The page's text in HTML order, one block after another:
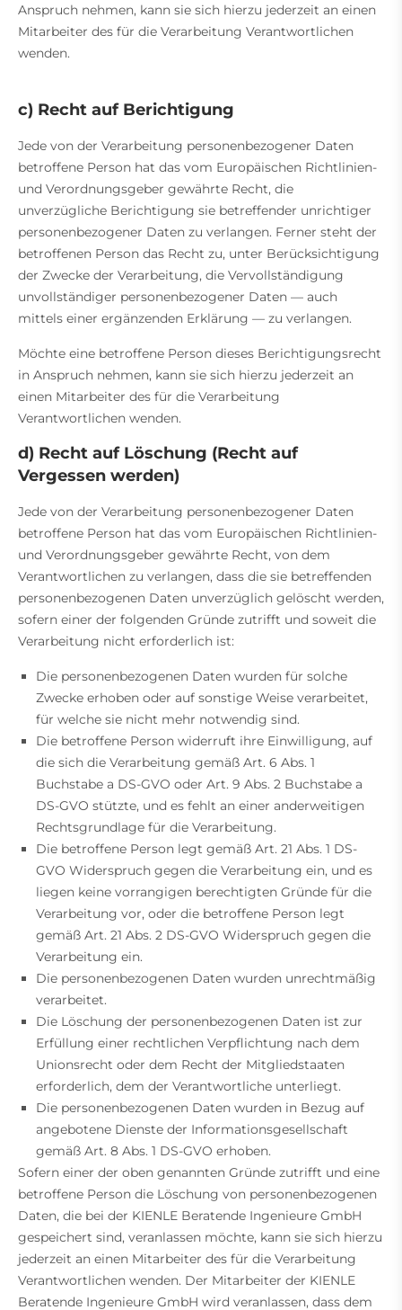
Anspruch nehmen, kann sie sich hierzu jederzeit an einen
Mitarbeiter des für die Verarbeitung Verantwortlichen
wenden.
c) Recht auf Berichtigung
Jede von der Verarbeitung personenbezogener Daten
betroffene Person hat das vom Europäischen Richtlinien-
und Verordnungsgeber gewährte Recht, die
unverzügliche Berichtigung sie betreffender unrichtiger
personenbezogener Daten zu verlangen. Ferner steht der
betroffenen Person das Recht zu, unter Berücksichtigung
der Zwecke der Verarbeitung, die Vervollständigung
unvollständiger personenbezogener Daten — auch
mittels einer ergänzenden Erklärung — zu verlangen.
Möchte eine betroffene Person dieses Berichtigungsrecht
in Anspruch nehmen, kann sie sich hierzu jederzeit an
einen Mitarbeiter des für die Verarbeitung
Verantwortlichen wenden.
d) Recht auf Löschung (Recht auf
Vergessen werden)
Jede von der Verarbeitung personenbezogener Daten
betroffene Person hat das vom Europäischen Richtlinien-
und Verordnungsgeber gewährte Recht, von dem
Verantwortlichen zu verlangen, dass die sie betreffenden
personenbezogenen Daten unverzüglich gelöscht werden,
sofern einer der folgenden Gründe zutrifft und soweit die
Verarbeitung nicht erforderlich ist:
Die personenbezogenen Daten wurden für solche
Zwecke erhoben oder auf sonstige Weise verarbeitet,
für welche sie nicht mehr notwendig sind.
Die betroffene Person widerruft ihre Einwilligung, auf
die sich die Verarbeitung gemäß Art. 6 Abs. 1
Buchstabe a DS-GVO oder Art. 9 Abs. 2 Buchstabe a
DS-GVO stützte, und es fehlt an einer anderweitigen
Rechtsgrundlage für die Verarbeitung.
Die betroffene Person legt gemäß Art. 21 Abs. 1 DS-
GVO Widerspruch gegen die Verarbeitung ein, und es
liegen keine vorrangigen berechtigten Gründe für die
Verarbeitung vor, oder die betroffene Person legt
gemäß Art. 21 Abs. 2 DS-GVO Widerspruch gegen die
Verarbeitung ein.
Die personenbezogenen Daten wurden unrechtmäßig
verarbeitet.
Die Löschung der personenbezogenen Daten ist zur
Erfüllung einer rechtlichen Verpflichtung nach dem
Unionsrecht oder dem Recht der Mitgliedstaaten
erforderlich, dem der Verantwortliche unterliegt.
Die personenbezogenen Daten wurden in Bezug auf
angebotene Dienste der Informationsgesellschaft
gemäß Art. 8 Abs. 1 DS-GVO erhoben.
Sofern einer der oben genannten Gründe zutrifft und eine
betroffene Person die Löschung von personenbezogenen
Daten, die bei der KIENLE Beratende Ingenieure GmbH
gespeichert sind, veranlassen möchte, kann sie sich hierzu
jederzeit an einen Mitarbeiter des für die Verarbeitung
Verantwortlichen wenden. Der Mitarbeiter der KIENLE
Beratende Ingenieure GmbH wird veranlassen, dass dem